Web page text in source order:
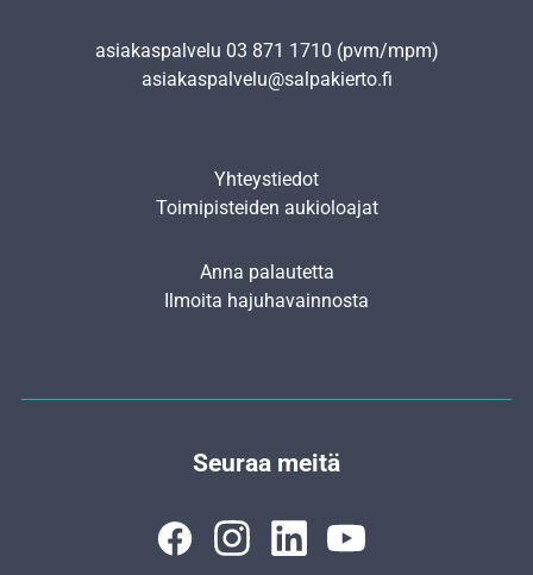
asiakaspalvelu 03 871 1710 (pvm/mpm)
asiakaspalvelu@salpakierto.fi
Yhteystiedot
Toimipisteiden aukioloajat
Anna palautetta
Ilmoita hajuhavainnosta
Seuraa meitä